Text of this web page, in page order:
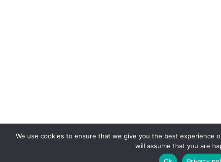
We use cookies to ensure that we give you the best experience
will assume that you are